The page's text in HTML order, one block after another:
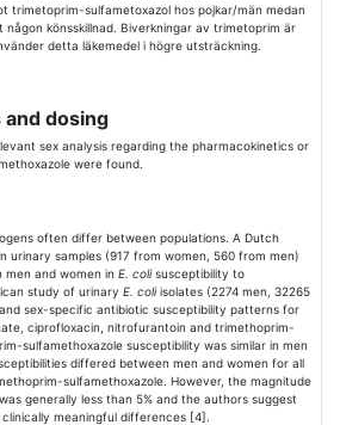
trimetoprim-sulfametoxazol hos pojkar/män medan
könsskillnad. Biverkningar av trimetoprim är
detta läkemedel i högre utsträckning.
and dosing
sex analysis regarding the pharmacokinetics or
were found.
often differ between populations. A Dutch
urinary samples (917 from women, 560 from men)
and women in E. colisusceptibility to
study of urinary E. coliisolates (2274 men, 32265
sex-specific antibiotic susceptibility patterns for
ciprofloxacin, nitrofurantoin and trimethoprim-
sulfamethoxazole susceptibility was similar in men
differed between men and women for all
sulfamethoxazole. However, the magnitude
generally less than 5% and the authors suggest
meaningful differences [4].